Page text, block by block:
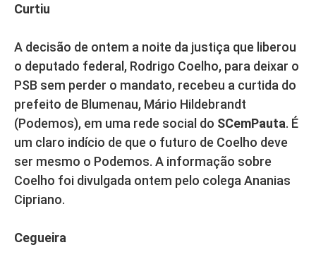
Curtiu
A decisão de ontem a noite da justiça que liberou
o deputado federal, Rodrigo Coelho, para deixar o
PSB sem perder o mandato, recebeu a curtida do
prefeito de Blumenau, Mário Hildebrandt
(Podemos), em uma rede social do SCemPauta. É
um claro indício de que o futuro de Coelho deve
ser mesmo o Podemos. A informação sobre
Coelho foi divulgada ontem pelo colega Ananias
Cipriano.
Cegueira